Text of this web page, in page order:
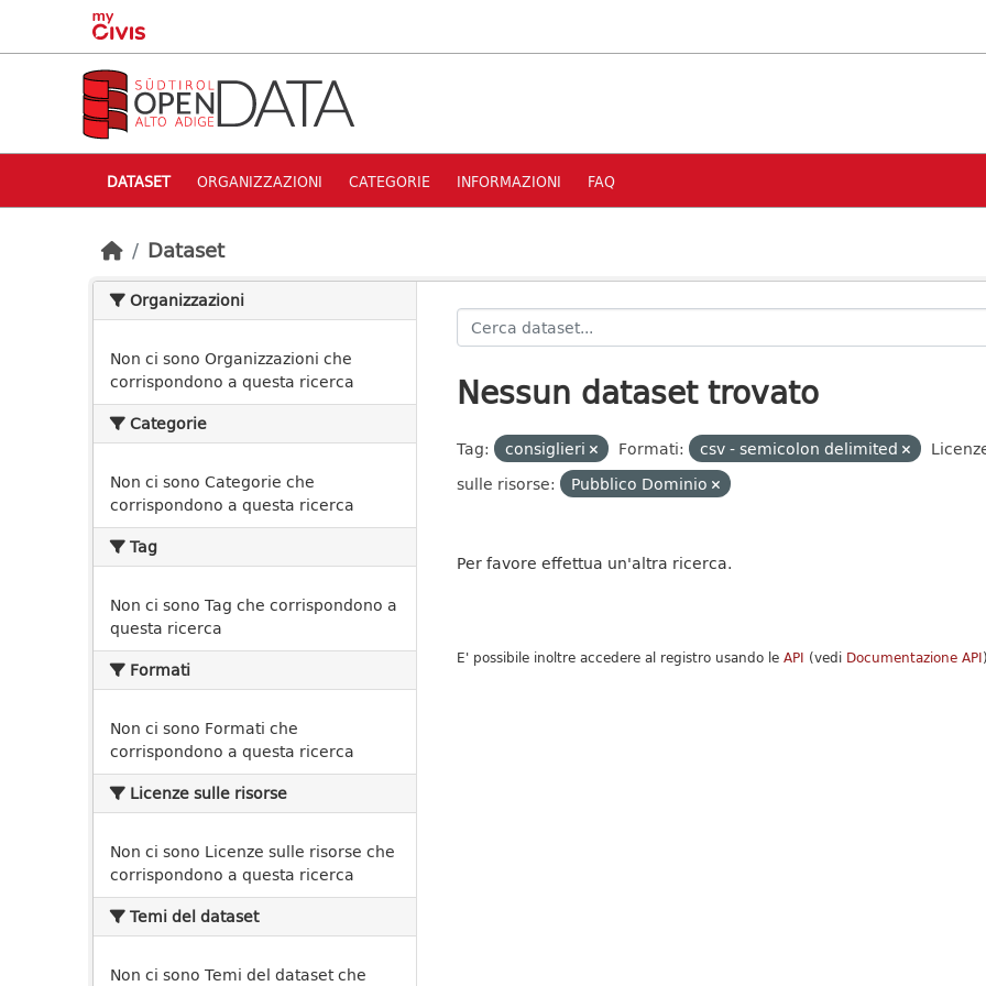
Skip to main content
DATASET ORGANIZZAZIONI CATEGORIE INFORMAZIONI FAQ
Dataset
Organizzazioni
Non ci sono Organizzazioni che
corrispondono a questa ricerca
Categorie
Non ci sono Categorie che
corrispondono a questa ricerca
Tag
Non ci sono Tag che corrispondono a
questa ricerca
Formati
Non ci sono Formati che
corrispondono a questa ricerca
Licenze sulle risorse
Non ci sono Licenze sulle risorse che
corrispondono a questa ricerca
Temi del dataset
Non ci sono Temi del dataset che
Nessun dataset trovato
Tag: consiglieri Formati: csv - semicolon delimited
sulle risorse:
Pubblico Dominio
Per favore effettua un'altra ricerca.
E' possibile inoltre accedere al registro usando le API (vedi Documentazione API